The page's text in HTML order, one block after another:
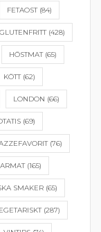
FETAOST(84)
GLUTENFRITT(428)
HÖSTMAT(65)
KÖTT(62)
LONDON (66)
(69)
(76)
(165)
SMAKER(65)
(287)